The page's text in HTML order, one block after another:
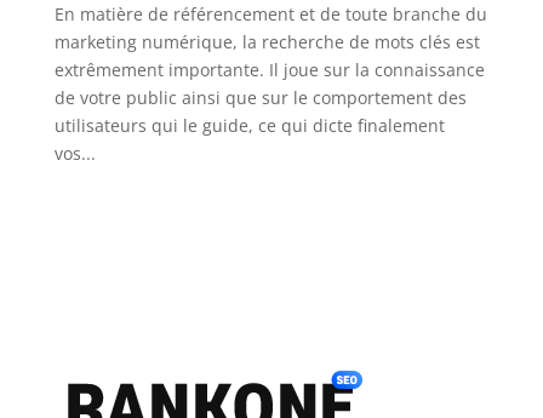
En matière de référencement et de toute branche du
marketing numérique, la recherche de mots clés est
extrêmement importante. Il joue sur la connaissance
de votre public ainsi que sur le comportement des
utilisateurs qui le guide, ce qui dicte finalement
vos...